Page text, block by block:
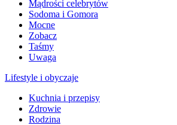
Mądrości celebrytów
Sodoma i Gomora
Mocne
Zobacz
Taśmy
Uwaga
Lifestyle i obyczaje
Kuchnia i przepisy
Zdrowie
Rodzina